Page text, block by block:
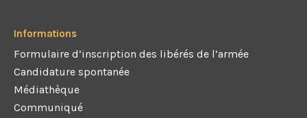
Informations
Formulaire d’inscription des libérés de l’armée
Candidature spontanée
Médiathèque
Communiqué